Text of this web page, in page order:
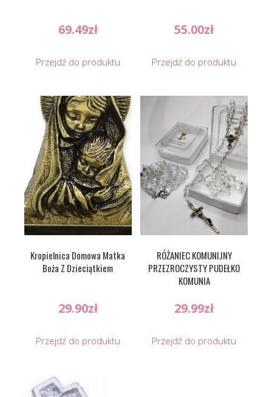
69.49zł
Przejdź do produktu
55.00zł
Przejdź do produktu
Kropielnica Domowa Matka
Boża Z Dzieciątkiem
29.90zł
Przejdź do produktu
RÓŻANIEC KOMUNIJNY
PRZEZROCZYSTY PUDEŁKO
KOMUNIA
29.99zł
Przejdź do produktu